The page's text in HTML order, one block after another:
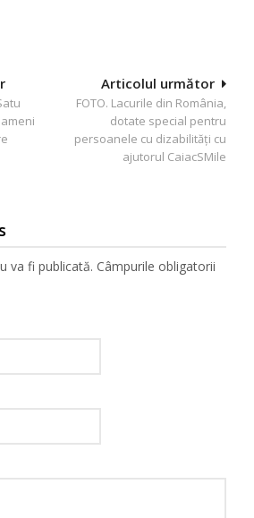
Articolul următor
FOTO. Lacurile din România,
dotate special pentru
persoanele cu dizabilități cu
ajutorul CaiacSMile
va fi publicată. Câmpurile obligatorii